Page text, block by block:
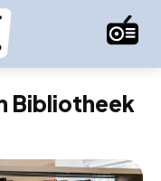
Bibliotheek